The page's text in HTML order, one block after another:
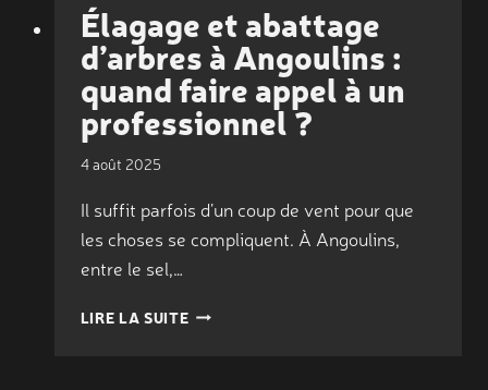
Élagage et abattage
d’arbres à Angoulins :
quand faire appel à un
professionnel ?
4 août 2025
Il suffit parfois d’un coup de vent pour que
les choses se compliquent. À Angoulins,
entre le sel,…
LIRE LA SUITEÉLAGAGE